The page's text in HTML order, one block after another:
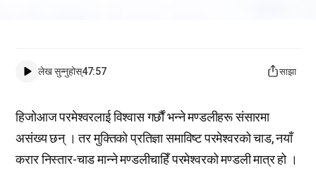
लेख सुन्नुहोस्47:57 साझा
हिजोआज परमेश्वरलाई विश्वास गर्छौं भन्ने मण्डलीहरू संसारमा
असंख्य छन् । तर मुक्तिको प्रतिज्ञा समाविष्ट परमेश्वरको चाड, नयाँ
करार निस्तार-चाड मान्ने मण्डलीचाहिँ परमेश्वरको मण्डली मात्र हो ।